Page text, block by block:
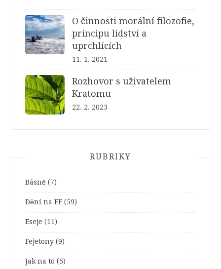
O činnosti morální filozofie,
principu lidství a
uprchlících
11. 1. 2021
Rozhovor s uživatelem
Kratomu
22. 2. 2023
RUBRIKY
Básně (7)
Dění na FF (59)
Eseje (11)
Fejetony (9)
Jak na to (5)